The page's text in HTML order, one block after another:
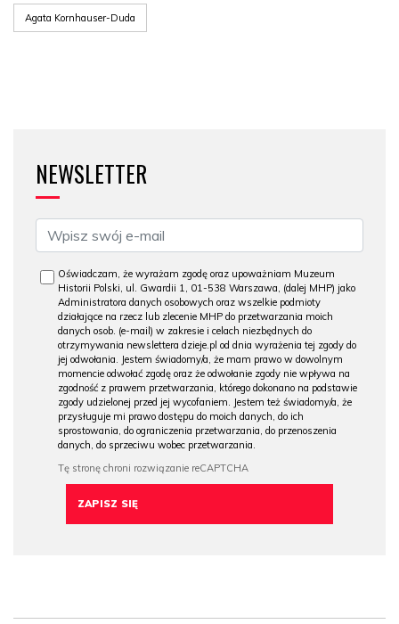
Agata Kornhauser-Duda
NEWSLETTER
Oświadczam, że wyrażam zgodę oraz upoważniam Muzeum
Historii Polski, ul. Gwardii 1, 01-538 Warszawa, (dalej MHP) jako
Administratora danych osobowych oraz wszelkie podmioty
działające na rzecz lub zlecenie MHP do przetwarzania moich
danych osob. (e-mail) w zakresie i celach niezbędnych do
otrzymywania newslettera dzieje.pl od dnia wyrażenia tej zgody do
jej odwołania. Jestem świadomy/a, że mam prawo w dowolnym
momencie odwołać zgodę oraz że odwołanie zgody nie wpływa na
zgodność z prawem przetwarzania, którego dokonano na podstawie
zgody udzielonej przed jej wycofaniem. Jestem też świadomy/a, że
przysługuje mi prawo dostępu do moich danych, do ich
sprostowania, do ograniczenia przetwarzania, do przenoszenia
danych, do sprzeciwu wobec przetwarzania.